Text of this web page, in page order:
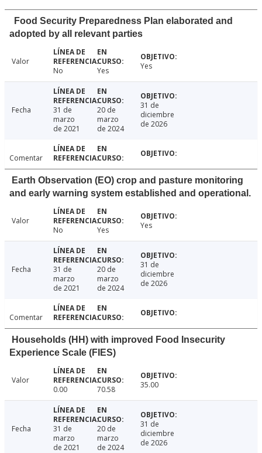
Food Security Preparedness Plan elaborated and
adopted by all relevant parties
Valor
No
Yes Yes
Fecha
31 de
marzo
de 2021
20 de
marzo
de 2024
31 de
diciembre
de 2026
Comentar
Earth Observation (EO) crop and pasture monitoring
and early warning system established and operational.
Valor
No
Yes Yes
Fecha
31 de
marzo
de 2021
20 de
marzo
de 2024
31 de
diciembre
de 2026
Comentar
Households (HH) with improved Food Insecurity
Experience Scale (FIES)
Valor
0.00
70.58 35.00
Fecha
31 de
marzo
de 2021
20 de
marzo
de 2024
31 de
diciembre
de 2026